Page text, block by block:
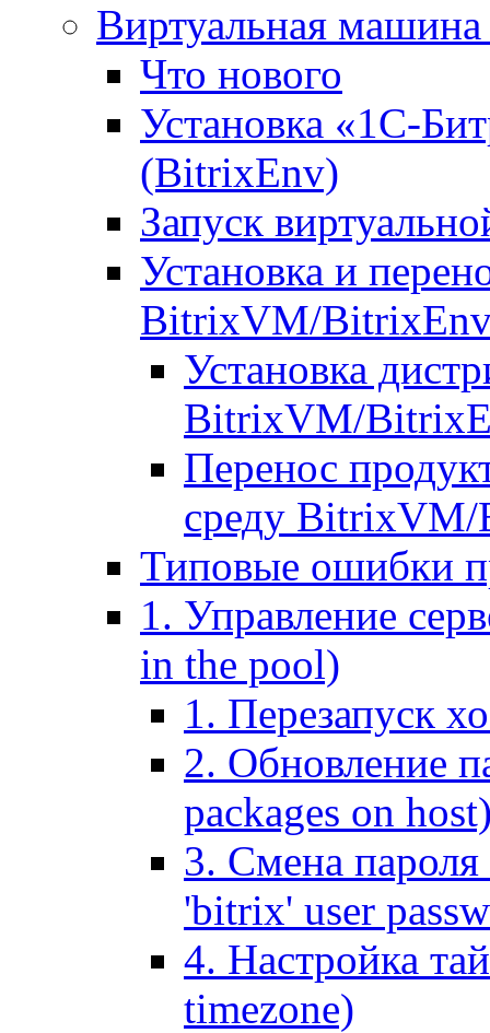
Виртуальная
Что нового
Установка «1С-
(BitrixEnv)
Запуск
Установка и
BitrixVM/
Установка
BitrixVM/
Перенос
среду
Типовые ошибки
1. Управление
in the pool)
1. Перезапуск
2. Обновление
packages on
3. Смена пароля
'bitrix' user
4. Настройка
timezone)